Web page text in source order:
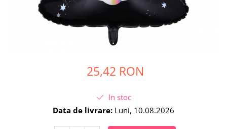
Suflatori si Coifuri
Petrecere Star Wars
Petrecere Super Mario
Petrecere Buburuza Miraculoasa
Petrecere Little Star
25,42 RON
In stoc
Data de livrare: Luni, 10.08.2026